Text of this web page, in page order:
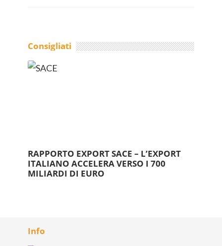
Consigliati
RAPPORTO EXPORT SACE – L’EXPORT
ITALIANO ACCELERA VERSO I 700
MILIARDI DI EURO
Info